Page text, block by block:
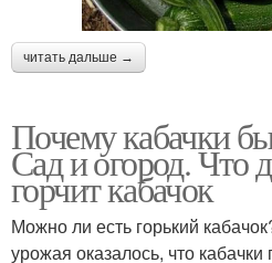
читать дальше →
Почему кабачки
Сад и огород. Что
горчит кабачок
Можно ли есть горький
урожая оказалось, что